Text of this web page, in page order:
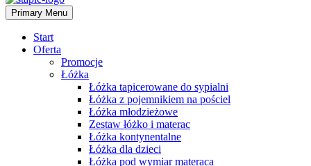
Primary Menu
Start
Oferta
Promocje
Łóżka
Łóżka tapicerowane do sypialni
Łóżka z pojemnikiem na pościel
Łóżka młodzieżowe
Zestaw łóżko i materac
Łóżka kontynentalne
Łóżka dla dzieci
Łóżka pod wymiar materaca